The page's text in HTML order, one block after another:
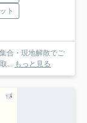
ト
合・現地解散でご
...
もっと見る